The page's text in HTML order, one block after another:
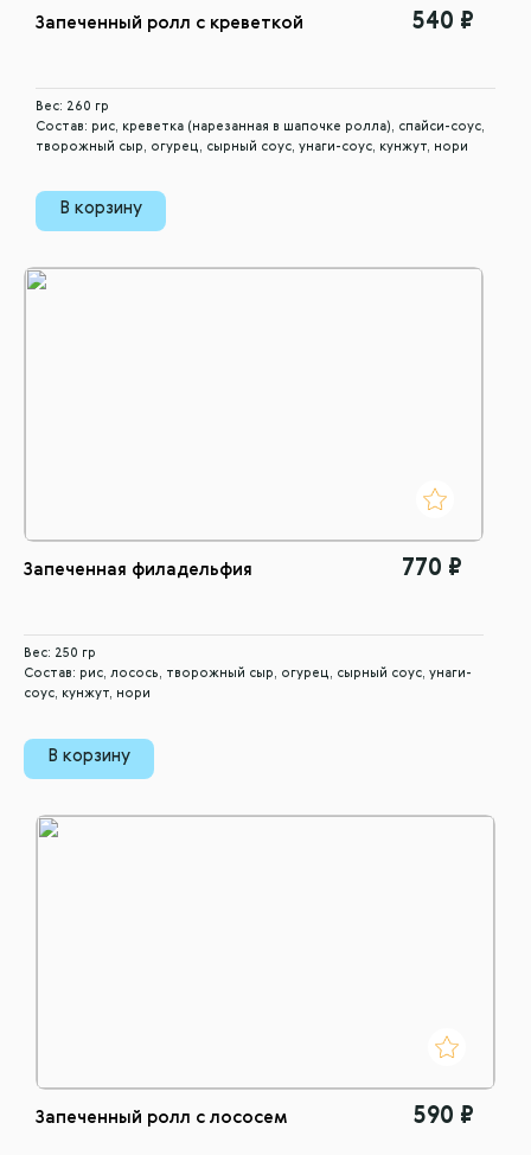
Запеченный ролл с креветкой 540 ₽
Вес: 260 гр
Состав: рис, креветка (нарезанная в шапочке ролла), спайси-соус,
творожный сыр, огурец, сырный соус, унаги-соус, кунжут, нори
В корзину
Запеченная филадельфия 770 ₽
Вес: 250 гр
Состав: рис, лосось, творожный сыр, огурец, сырный соус, унаги-
соус, кунжут, нори
В корзину
Запеченный ролл с лососем 590 ₽